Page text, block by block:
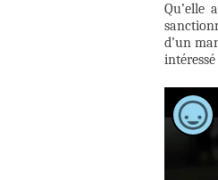
Qu’elle
d’un